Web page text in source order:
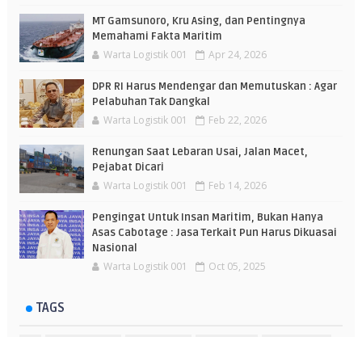
MT Gamsunoro, Kru Asing, dan Pentingnya
Memahami Fakta Maritim
Warta Logistik 001 Apr 24, 2026
DPR RI Harus Mendengar dan Memutuskan : Agar
Pelabuhan Tak Dangkal
Warta Logistik 001 Feb 22, 2026
Renungan Saat Lebaran Usai, Jalan Macet,
Pejabat Dicari
Warta Logistik 001 Feb 14, 2026
Pengingat Untuk Insan Maritim, Bukan Hanya
Asas Cabotage : Jasa Terkait Pun Harus Dikuasai
Nasional
Warta Logistik 001 Oct 05, 2025
TAGS